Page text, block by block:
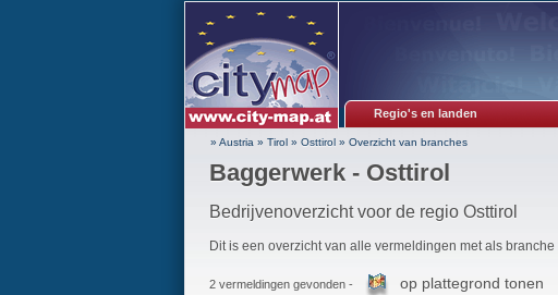
Regio's en landen
» Austria » Tirol» Osttirol» Overzicht van branches
Baggerwerk - Osttirol
Bedrijvenoverzicht voor de regio Osttirol
Dit is een overzicht van alle vermeldingen met als branche
2 vermeldingen gevonden - op plattegrond tonen